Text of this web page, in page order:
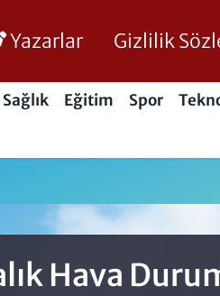
Yazarlar Gizlilik
Sağlık Eğitim Spor
Hava